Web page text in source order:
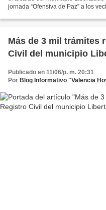
jornada “Ofensiva de Paz” a los
Más de 3 mil trámites
Civil del municipio
Publicado en 11/06/p. m. 20:31
Por Blog Informativo "Valencia